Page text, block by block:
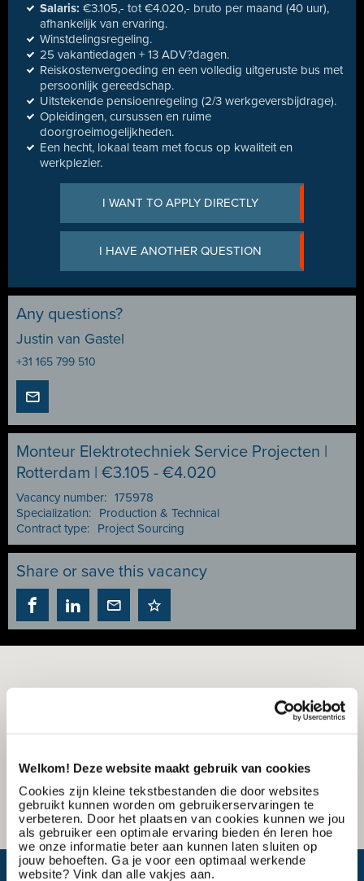
Welkom! Deze website maakt gebruik van cookies
Cookies zijn kleine tekstbestanden die door websites
gebruikt kunnen worden om gebruikerservaringen te
verbeteren. Door het plaatsen van cookies kunnen we jou
als gebruiker een optimale ervaring bieden én leren hoe
we onze informatie beter aan kunnen laten sluiten op
jouw behoeften. Ga je voor een optimaal werkende
website? Vink dan alle vakjes aan.
Salaris: €3.105,- tot €4.020,- bruto per maand (40 uur),
afhankelijk van ervaring.
Winstdelingsregeling.
25 vakantiedagen + 13 ADV?dagen.
Reiskostenvergoeding en een volledig uitgeruste bus met
persoonlijk gereedschap.
Uitstekende pensioenregeling (2/3 werkgeversbijdrage).
Opleidingen, cursussen en ruime
doorgroeimogelijkheden.
Een hecht, lokaal team met focus op kwaliteit en
werkplezier.
I WANT TO APPLY DIRECTLY
I HAVE ANOTHER QUESTION
Any questions?
Justin van Gastel
+31 165 799 510
Monteur Elektrotechniek Service Projecten |
Rotterdam | €3.105 - €4.020
Vacancy number: 175978
Specialization:
Production & Technical
Contract type:
Project Sourcing
Share or save this vacancy
What is my travel time?